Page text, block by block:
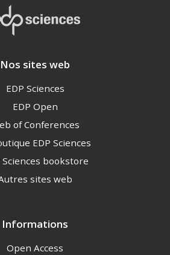
Informations
Open Access
Nos sites web
EDP Sciences
EDP Open
of Conferences
EDP Sciences
Sciences bookstore
sites web